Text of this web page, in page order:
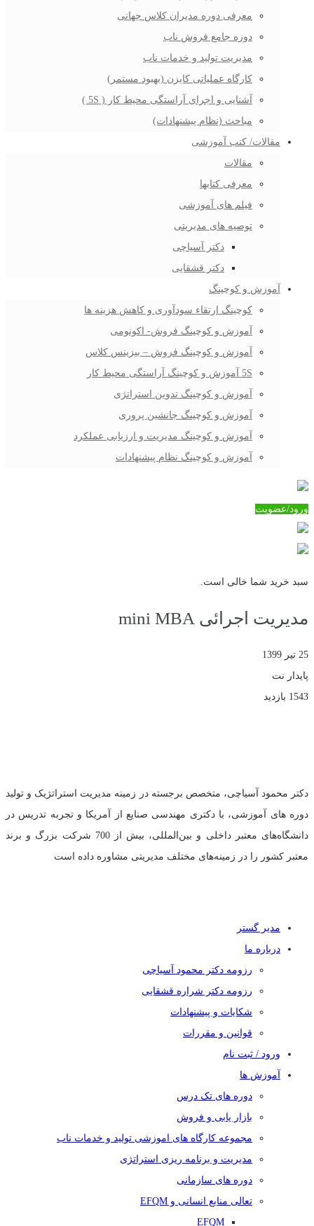
معرفی دوره مدیران کلاس جهانی
دوره جامع فروش ناب
مدیریت تولید و خدمات ناب
کارگاه عملیاتی کایزن (بهبود مستمر)
آشنایی و اجرای آراستگی محیط کار ( 5S )
مباحث (نظام پیشنهادات)
مقالات/ کتب آموزشی
مقالات
معرفی کتابها
فیلم های آموزشی
توصیه های مدیریتی
دکتر آسیاچی
دکتر قشقایی
آموزش و کوچینگ
کوچینگ ارتقاء سودآوری و کاهش هزینه ها
آموزش و کوچینگ فروش- اکونومی
آموزش و کوچینگ فروش – بیزینس کلاس
5S آموزش و کوچینگ آراستگی محیط کار
آموزش و کوچینگ تدوین استراتژی
آموزش و کوچینگ جانشین پروری
آموزش و کوچینگ مدیریت و ارزیابی عملکرد
آموزش و کوچینگ نظام پیشنهادات
ورود/عضویت
سبد خرید شما خالی است.
مدیریت اجرائی mini MBA
25 تیر 1399
پایدار نت
1543 بازدید
دکتر محمود آسیاچی، متخصص برجسته در زمینه مدیریت استراتژیک و تولید
دوره های آموزشی، با دکتری مهندسی صنایع از آمریکا و تجربه تدریس در
دانشگاه‌های معتبر داخلی و بین‌المللی، بیش از 700 شرکت بزرگ و برند
معتبر کشور را در زمینه‌های مختلف مدیریتی مشاوره داده است
مدیر گستر
درباره ما
رزومه دکتر محمود آسیاچی
رزومه دکتر شراره قشقایی
شکایات و پیشنهادات
قوانین و مقررات
ورود / ثبت نام
آموزش ها
دوره های تک درس
بازار یابی و فروش
مجموعه کارگاه های اموزشی تولید و خدمات ناب
مدیریت و برنامه ریزی استراتژی
دوره های سازمانی
تعالی منابع انسانی و EFQM
EFQM